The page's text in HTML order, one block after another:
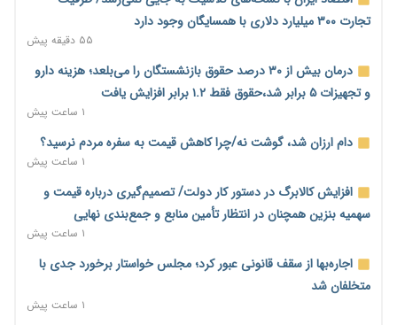
تجارت ۳۰۰ میلیارد دلاری با همسایگان وجود دارد
۵۵ دقیقه پیش
درمان بیش از ۳۰ درصد حقوق بازنشستگان را می‌بلعد؛ هزینه دارو
و تجهیزات ۵ برابر شد،حقوق فقط ۱.۲ برابر افزایش یافت
۱ ساعت پیش
دام ارزان شد، گوشت نه/چرا کاهش قیمت به سفره مردم نرسید؟
۱ ساعت پیش
افزایش کالابرگ در دستور کار دولت/ تصمیم‌گیری درباره قیمت و
سهمیه بنزین همچنان در انتظار تأمین منابع و جمع‌بندی نهایی
۱ ساعت پیش
اجاره‌بها از سقف قانونی عبور کرد؛ مجلس خواستار برخورد جدی با
متخلفان شد
۱ ساعت پیش